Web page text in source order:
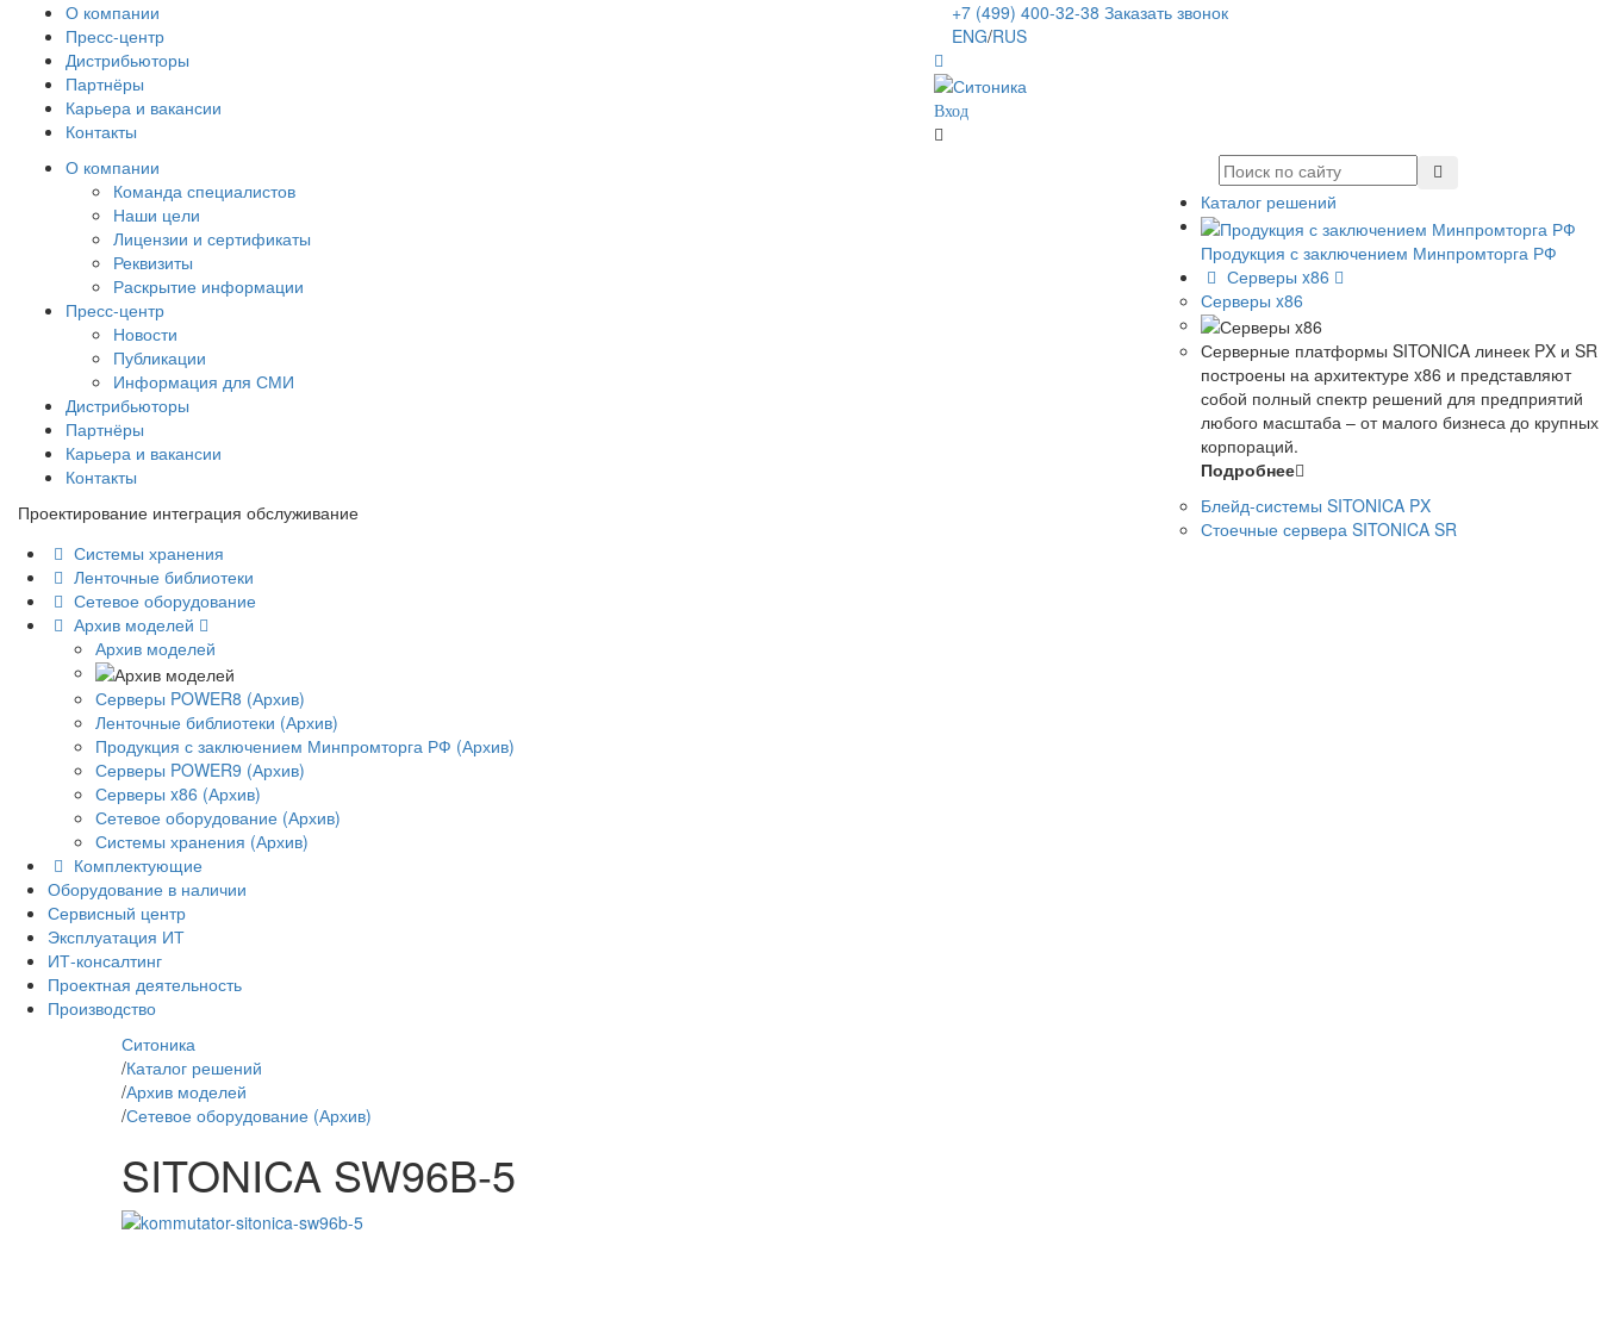
О компании
Пресс-центр
Дистрибьюторы
Партнёры
Карьера и вакансии
Контакты
+7 (499) 400-32-38 Заказать звонок
ENG/RUS
О компании
Команда специалистов
Наши цели
Лицензии и сертификаты
Реквизиты
Раскрытие информации
Пресс-центр
Новости
Публикации
Информация для СМИ
Дистрибьюторы
Партнёры
Карьера и вакансии
Контакты
Проектирование интеграция обслуживание
Вход
Каталог решений
Продукция с заключением Минпромторга РФ
Серверы x86
Серверы x86
Серверные платформы SITONICA линеек PX и SR
построены на архитектуре x86 и представляют
собой полный спектр решений для предприятий
любого масштаба – от малого бизнеса до крупных
корпораций.
Подробнее
Блейд-системы SITONICA PX
Стоечные сервера SITONICA SR
Системы хранения
Ленточные библиотеки
Сетевое оборудование
Архив моделей
Архив моделей
Серверы POWER8 (Архив)
Ленточные библиотеки (Архив)
Продукция с заключением Минпромторга РФ (Архив)
Серверы POWER9 (Архив)
Серверы x86 (Архив)
Сетевое оборудование (Архив)
Системы хранения (Архив)
Комплектующие
Оборудование в наличии
Сервисный центр
Эксплуатация ИТ
ИТ-консалтинг
Проектная деятельность
Производство
Ситоника
/Каталог решений
/Архив моделей
/Сетевое оборудование (Архив)
SITONICA SW96B-5